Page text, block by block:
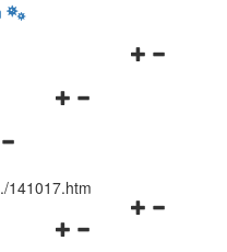
Navigationsmenü
./141017.htm
Navigationsmenü